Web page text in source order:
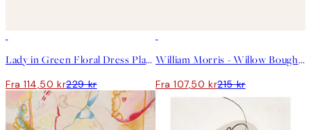
Lady in Green Floral Dress Plakat
Fra 114,50 kr229 kr
William Morris - Willow Bough Landscape Plakat
Fra 107,50 kr215 kr